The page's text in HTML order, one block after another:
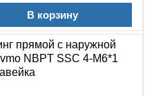
резьбы
стали
В корзину
прямой с наружной
NBPT SSC 4-М6*1